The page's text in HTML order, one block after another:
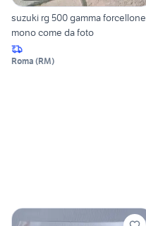
suzuki rg 500 gamma forcellone
mono come da foto
Roma (RM)